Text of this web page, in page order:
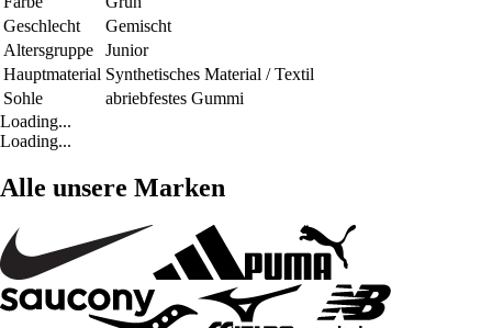
Geschlecht
Gemischt
Altersgruppe
Junior
Hauptmaterial Synthetisches Material / Textil
Sohle
abriebfestes Gummi
Loading...
Loading...
Alle unsere Marken